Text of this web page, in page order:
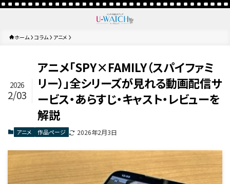
ホーム コラム アニメ
アニメ「SPY×FAMILY（スパイファミ
リー）」全シリーズが見れる動画配信サ
ービス・あらすじ・キャスト・レビューを
解説
2026
2/03
アニメ 作品ページ 2026年2月3日